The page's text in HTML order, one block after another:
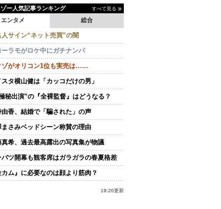
ー人気記事ランキング すべて見る
エンタメ 総合
人サイン“ネット売買”の闇
ーラモがロケ中にガチナンパ
ゾがオリコン1位も実売は……
タ横山健は「カッコだけの男」
秘出演”の『全裸監督』はどうなる？
由香、結婚で「騙された」の声
まさみベッドシーン称賛の理由
真希、過去最高露出の写真集が物議
バツ開幕も観客席はガラガラの春夏格差
カム』に必要なのは顔より筋肉？
19:20更新